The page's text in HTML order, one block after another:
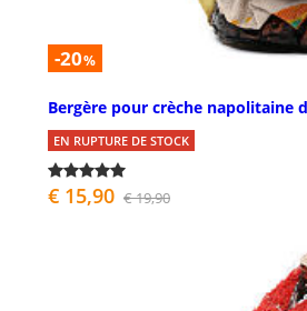
-20%
Bergère pour crèche napolitaine
EN RUPTURE DE STOCK
€ 15,90 € 19,90